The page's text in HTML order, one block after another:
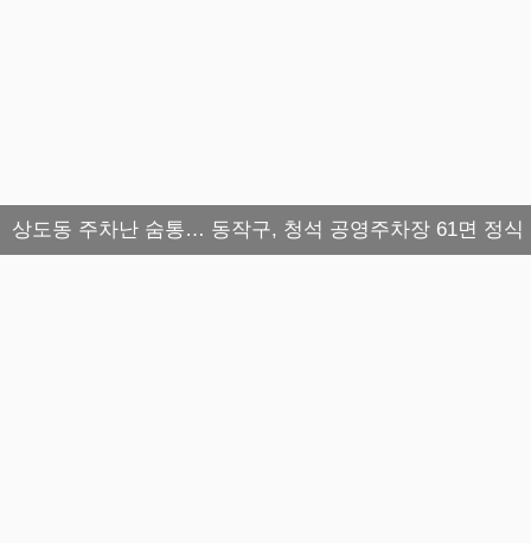
상도동 주차난 숨통… 동작구, 청석 공영주차장 61면 정식